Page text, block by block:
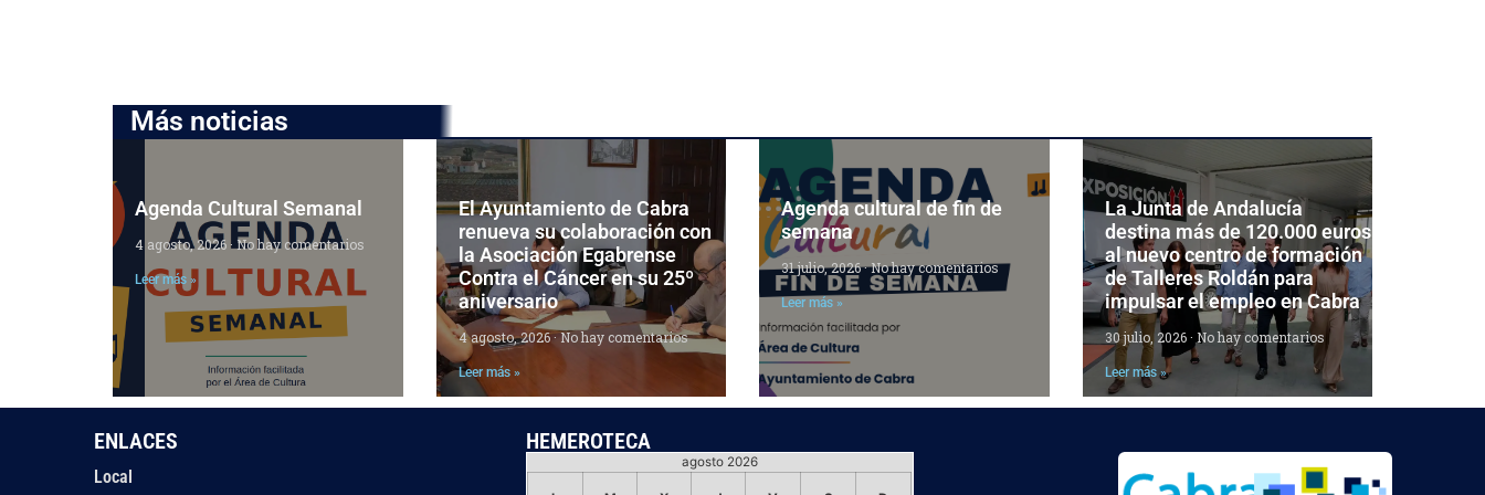
Más noticias
Agenda Cultural Semanal
4 agosto, 2026 No hay comentarios
Leer más »
El Ayuntamiento de Cabra
renueva su colaboración con
la Asociación Egabrense
Contra el Cáncer en su 25º
aniversario
4 agosto, 2026 No hay comentarios
Leer más »
Agenda cultural de fin de
semana
31 julio, 2026No hay comentarios
Leer más »
La Junta de Andalucía
destina más de 120.000 euros
al nuevo centro de formación
de Talleres Roldán para
impulsar el empleo en Cabra
30 julio, 2026 No hay comentarios
Leer más »
ENLACES
Local
HEMEROTECA
agosto 2026